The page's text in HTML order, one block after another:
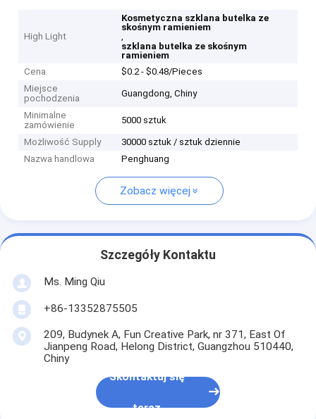
High Light
Kosmetyczna szklana butelka ze
skośnym ramieniem
,
szklana butelka ze skośnym
ramieniem
Cena
$0.2 - $0.48/Pieces
Miejsce
pochodzenia
Guangdong, Chiny
Minimalne
zamówienie
5000 sztuk
Możliwość Supply
30000 sztuk / sztuk dziennie
Nazwa handlowa
Penghuang
Zobacz więcej
Szczegóły Kontaktu
Ms. Ming Qiu
+86-13352875505
209, Budynek A, Fun Creative Park, nr 371, East Of
Jianpeng Road, Helong District, Guangzhou 510440,
Chiny
Skontaktuj się
teraz